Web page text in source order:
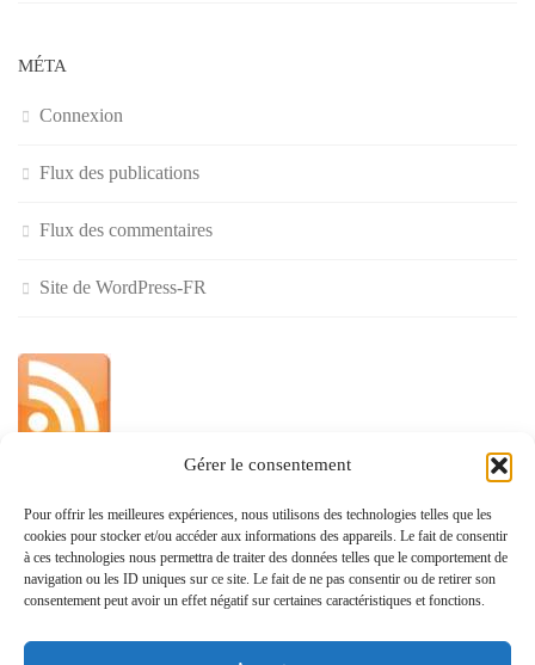
Gérer le consentement
Pour offrir les meilleures expériences, nous utilisons des technologies telles que les
cookies pour stocker et/ou accéder aux informations des appareils. Le fait de consentir
à ces technologies nous permettra de traiter des données telles que le comportement de
navigation ou les ID uniques sur ce site. Le fait de ne pas consentir ou de retirer son
consentement peut avoir un effet négatif sur certaines caractéristiques et fonctions.
MÉTA
Connexion
Flux des publications
Flux des commentaires
Site de WordPress-FR
»
Politique de confidentialité